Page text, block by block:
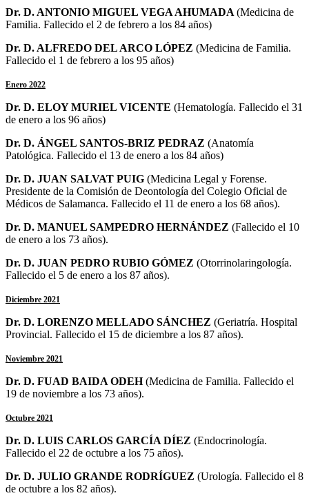
Dr. D. ANTONIO MIGUEL VEGA AHUMADA (Medicina de
Familia. Fallecido el 2 de febrero a los 84 años)
Dr. D. ALFREDO DEL ARCO LÓPEZ (Medicina de Familia.
Fallecido el 1 de febrero a los 95 años)
Enero 2022
Dr. D. ELOY MURIEL VICENTE (Hematología. Fallecido el 31
de enero a los 96 años)
Dr. D. ÁNGEL SANTOS-BRIZ PEDRAZ (Anatomía
Patológica. Fallecido el 13 de enero a los 84 años)
Dr. D. JUAN SALVAT PUIG (Medicina Legal y Forense.
Presidente de la Comisión de Deontología del Colegio Oficial de
Médicos de Salamanca. Fallecido el 11 de enero a los 68 años).
Dr. D. MANUEL SAMPEDRO HERNÁNDEZ (Fallecido el 10
de enero a los 73 años).
Dr. D. JUAN PEDRO RUBIO GÓMEZ (Otorrinolaringología.
Fallecido el 5 de enero a los 87 años).
Diciembre 2021
Dr. D. LORENZO MELLADO SÁNCHEZ (Geriatría. Hospital
Provincial. Fallecido el 15 de diciembre a los 87 años).
Noviembre 2021
Dr. D. FUAD BAIDA ODEH(Medicina de Familia. Fallecido el
19 de noviembre a los 73 años).
Octubre 2021
Dr. D. LUIS CARLOS GARCÍA DÍEZ (Endocrinología.
Fallecido el 22 de octubre a los 75 años).
Dr. D. JULIO GRANDE RODRÍGUEZ (Urología. Fallecido el 8
de octubre a los 82 años).